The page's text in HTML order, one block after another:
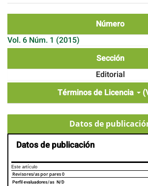
Número
Vol. 6 Núm. 1 (2015)
Sección
Editorial
Términos de Licencia
Datos de
Datos de publicación
Este artículo
Revisores/as por pares0
Perfil evaluadores/as N/D